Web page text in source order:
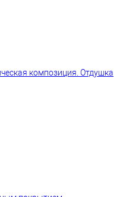
композиция. Отдушка